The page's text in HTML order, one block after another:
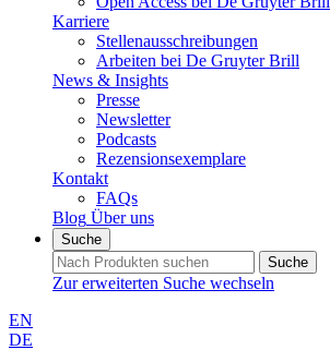
Karriere
Stellenausschreibungen
Arbeiten bei De Gruyter Brill
News & Insights
Presse
Newsletter
Podcasts
Rezensionsexemplare
Kontakt
FAQs
Blog Über uns
Suche
Suche
Zur erweiterten Suche wechseln
EN
DE